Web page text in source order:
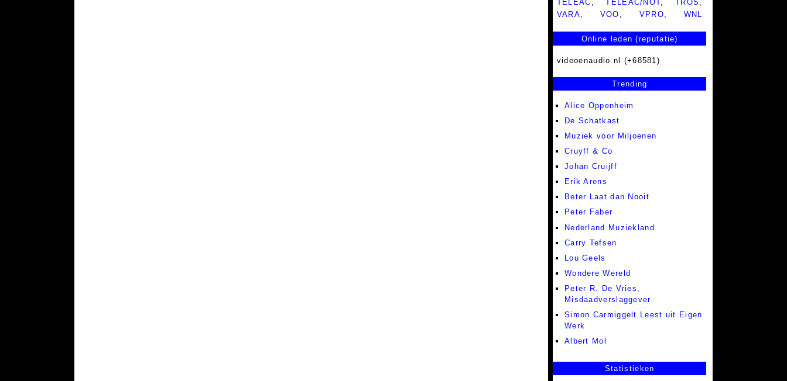
TELEAC ,TELEAC/NOT,TROS ,
VARA, VOO , VPRO, WNL
Online leden (reputatie)
videoenaudio.nl (+68581)
Trending
Alice Oppenheim
De Schatkast
Muziek voor Miljoenen
Cruyff & Co
Johan Cruijff
Erik Arens
Beter Laat dan Nooit
Peter Faber
Nederland Muziekland
Carry Tefsen
Lou Geels
Wondere Wereld
Peter R. De Vries,
Misdaadverslaggever
Simon Carmiggelt Leest uit Eigen
Werk
Albert Mol
Statistieken